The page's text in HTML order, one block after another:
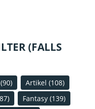
(FALLS
(90) Artikel (108)
Fantasy (139)